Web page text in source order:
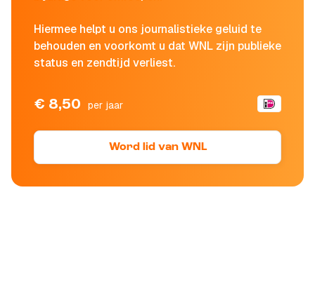
Hiermee helpt u ons journalistieke geluid te
behouden en voorkomt u dat WNL zijn publieke
status en zendtijd verliest.
€ 8,50 per jaar
Word lid van WNL